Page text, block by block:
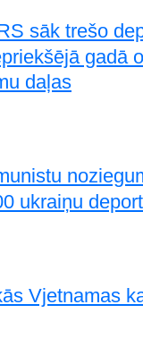
sāk trešo
gadā
daļas
ukraiņu
Vjetnamas